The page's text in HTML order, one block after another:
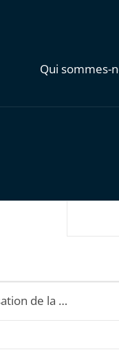
Qui sommes-